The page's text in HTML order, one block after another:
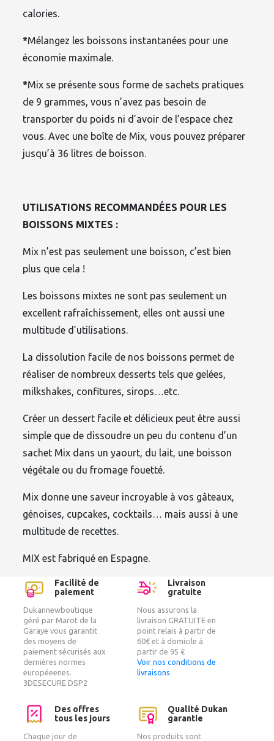
calories.
*Mélangez les boissons instantanées pour une
économie maximale.
*Mix se présente sous forme de sachets pratiques
de 9 grammes, vous n’avez pas besoin de
transporter du poids ni d’avoir de l’espace chez
vous. Avec une boîte de Mix, vous pouvez préparer
jusqu’à 36 litres de boisson.
UTILISATIONS RECOMMANDÉES POUR LES
BOISSONS MIXTES :
Mix n’est pas seulement une boisson, c’est bien
plus que cela !
Les boissons mixtes ne sont pas seulement un
excellent rafraîchissement, elles ont aussi une
multitude d’utilisations.
La dissolution facile de nos boissons permet de
réaliser de nombreux desserts tels que gelées,
milkshakes, confitures, sirops…etc.
Créer un dessert facile et délicieux peut être aussi
simple que de dissoudre un peu du contenu d’un
sachet Mix dans un yaourt, du lait, une boisson
végétale ou du fromage fouetté.
Mix donne une saveur incroyable à vos gâteaux,
génoises, cupcakes, cocktails… mais aussi à une
multitude de recettes.
MIX est fabriqué en Espagne.
Facilité de
paiement
Dukannewboutique
géré par Marot de la
Garaye vous garantit
des moyens de
paiement sécurisés aux
dernières normes
européeenes.
3DESECURE DSP2
Livraison
gratuite
Nous assurons la
livraison GRATUITE en
point relais à partir de
60€ et à domicile à
partir de 95 €
Voir nos conditions de
livraisons
Des offres
tous les jours
Chaque jour de
Qualité Dukan
garantie
Nos produits sont